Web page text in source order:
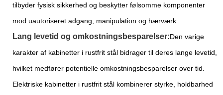
tilbyder fysisk sikkerhed og beskytter følsomme komponenter
mod uautoriseret adgang, manipulation og hærværk.
Lang levetid og omkostningsbesparelser:Den varige
karakter af kabinetter i rustfrit stål bidrager til deres lange levetid,
hvilket medfører potentielle omkostningsbesparelser over tid.
Elektriske kabinetter i rustfrit stål kombinerer styrke, holdbarhed